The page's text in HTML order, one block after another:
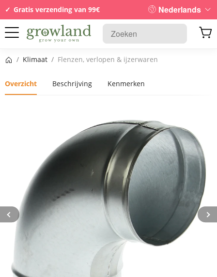
Gratis verzending van 99€ Nederlands
Startpagina
/ Klimaat / Flenzen, verlopen & ijzerwaren
Overzicht Beschrijving Kenmerken